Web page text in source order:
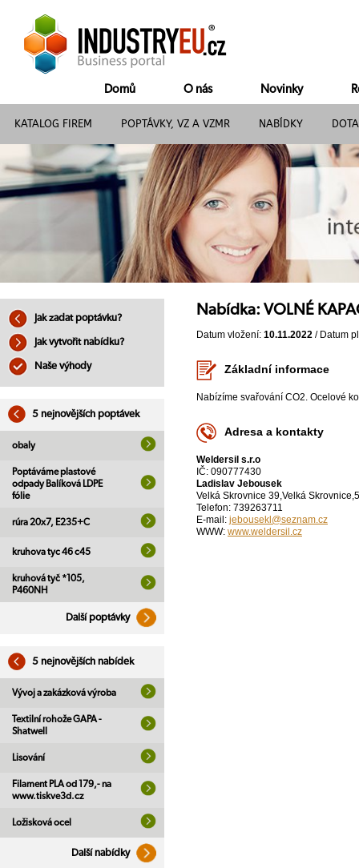
Domů O nás Novinky
KATALOG FIREM POPTÁVKY, VZ A VZMR NABÍDKY
Jak zadat poptávku?
Jak vytvořit nabídku?
Naše výhody
5 nejnovějších poptávek
obaly
Poptáváme plastové
odpady Balíková LDPE
fólie
rúra 20x7, E235+C
kruhova tyc 46 c45
kruhová tyč *105,
P460NH
Další poptávky
5 nejnovějších nabídek
Vývoj a zakázková výroba
Textilní rohože GAPA -
Shatwell
Lisování
Filament PLA od 179,- na
www.tiskve3d.cz
Ložisková ocel
Další nabídky
Nabídka: VOLNÉ
Datum vložení: 10.11.2022 / Datum
Základní informace
Nabízíme svařování CO2. Ocelové
Adresa a kontakty
Weldersil s.r.o
IČ: 090777430
Ladislav Jebousek
Velká Skrovnice 39,Velká
Telefon: 739263711
E-mail: jebousekl@seznam.cz
WWW: www.weldersil.cz